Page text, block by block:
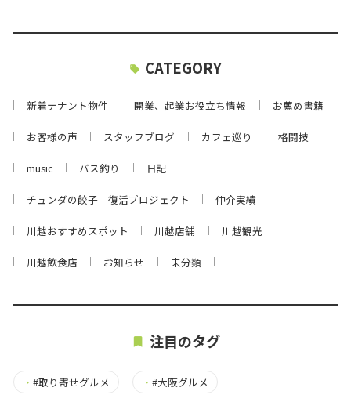
CATEGORY
新着テナント物件 開業、起業お役立ち情報 お薦め書籍
お客様の声 スタッフブログ カフェ巡り 格闘技
music バス釣り 日記
チュンダの餃子 復活プロジェクト 仲介実績
川越おすすめスポット 川越店舗 川越観光
川越飲食店 お知らせ 未分類
注目のタグ
・ #取り寄せグルメ ・#大阪グルメ